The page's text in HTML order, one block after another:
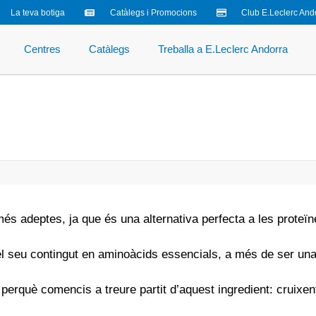
La teva botiga Catàlegs i Promocions Club E.Leclerc
Centres Catàlegs Treballa a E.Leclerc Andorra
adeptes, ja que és una alternativa perfecta a les
contingut en aminoàcids essencials, a més de ser
comencis a treure partit d’aquest ingredient: